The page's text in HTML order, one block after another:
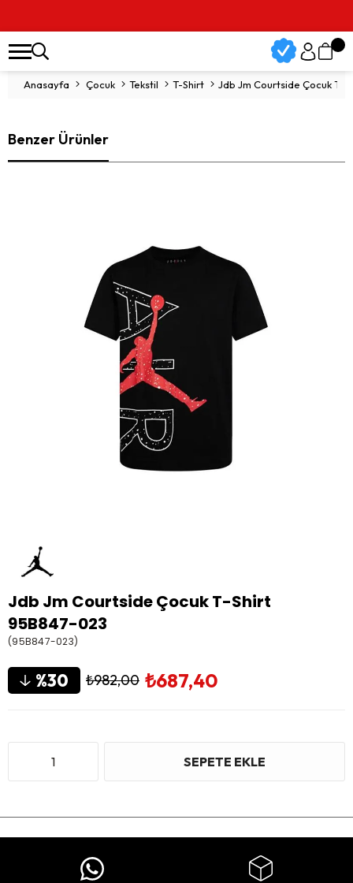
Anasayfa Çocuk Tekstil T-Shirt Jdb Jm Courtside Çocuk T-
Benzer Ürünler
Jdb Jm Courtside Çocuk T-Shirt
95B847-023
(95B847-023)
30 ₺982,00 ₺687,40